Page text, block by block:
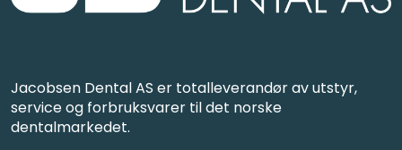
Jacobsen Dental AS er totalleverandør av utstyr,
service og forbruksvarer til det norske
dentalmarkedet.